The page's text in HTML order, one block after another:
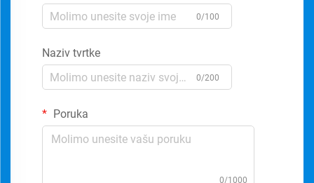
0/100
Naziv tvrtke
0/200
Poruka
0/1000